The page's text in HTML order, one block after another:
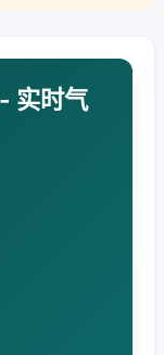
实时气